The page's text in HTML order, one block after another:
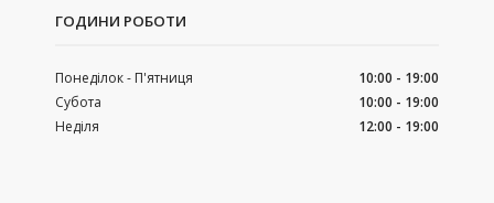
ГОДИНИ РОБОТИ
Понеділок - П'ятниця
10:00 - 19:00
Субота
10:00 - 19:00
Неділя
12:00 - 19:00